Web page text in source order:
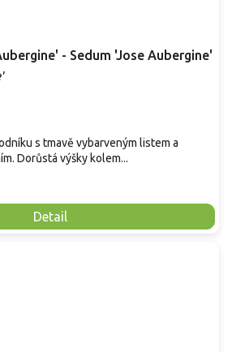
- Sedum 'Jose Aubergine'
Detail
s tmavě vybarveným listem a
Dorůstá výšky kolem...